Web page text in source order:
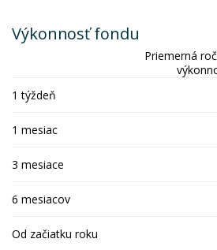
Výkonnosť fondu
Priemerná
1 týždeň
1 mesiac
3 mesiace
6 mesiacov
Od začiatku roku